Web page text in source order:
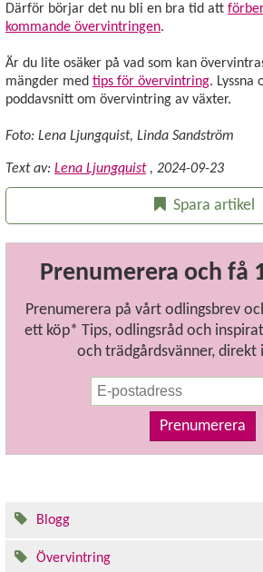
Därför börjar det nu bli en bra tid att
kommande övervintringen.
Är du lite osäker på vad som kan
mängder med tips för övervintring. Lyssna
poddavsnitt om övervintring av växter.
Foto: Lena Ljungquist, Linda Sandström
Text av: Lena Ljungquist , 2024-09-23
Spara artikel
Prenumerera och få
Prenumerera på vårt odlingsbrev
ett köp* Tips, odlingsråd och
och trädgårdsvänner, direkt
Prenumerera
Blogg
Övervintring